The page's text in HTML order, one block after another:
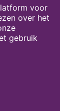
voor
over het
gebruik